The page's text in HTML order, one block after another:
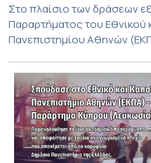
Στο πλαίσιο των δράσεων
Παραρτήματος του Εθνικού
Πανεπιστημίου Αθηνών
Τμήματος Οικονομικών
Διοίκησης Επιχειρήσεων
του 2026, ο Κοσμήτορας
Πολιτικών Επιστημών,
Πρόεδρος του Τμήματος […]